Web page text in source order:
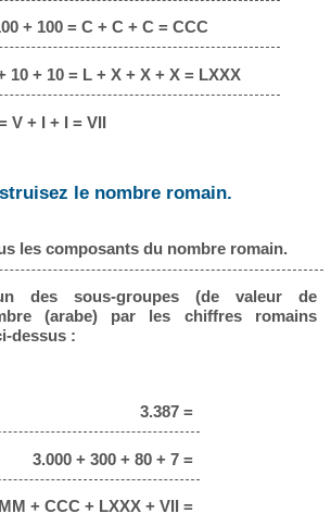
+ 100 = C + C + C = CCC
10 + 10 = L + X + X + X = LXXX
V + I + I = VII
le nombre romain.
les composants du nombre romain.
des sous-groupes (de valeur de
(arabe) par les chiffres romains
dessus :
3.387 =
3.000 + 300 + 80 + 7 =
+ CCC + LXXX + VII =